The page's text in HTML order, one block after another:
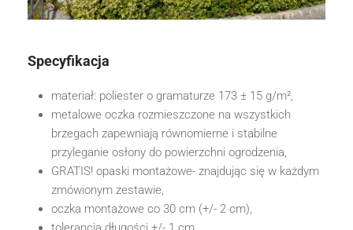
Specyfikacja
materiał: poliester o gramaturze 173 ± 15 g/m²,
metalowe oczka rozmieszczone na wszystkich
brzegach zapewniają równomierne i stabilne
przyleganie osłony do powierzchni ogrodzenia,
GRATIS! opaski montażowe- znajdując się w każdym
zmówionym zestawie,
oczka montażowe co 30 cm (+/- 2 cm),